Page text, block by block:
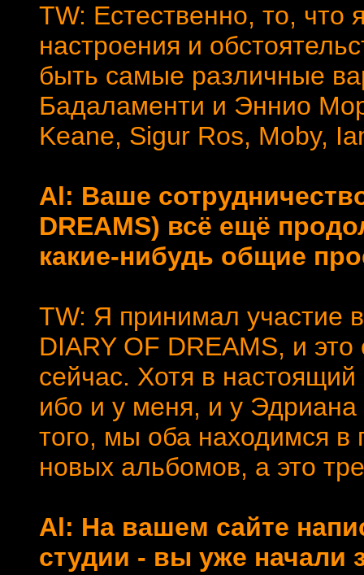
TW: Естественно, то, что
настроения и
быть самые различные
Бадаламенти и Эннио
Keane, Sigur Ros, Moby,
Al: Ваше
DREAMS) всё ещё
какие-нибудь общие
TW: Я принимал участие
DIARY OF DREAMS, и
сейчас. Хотя в
ибо и у меня, и у
того, мы оба находимся в
новых альбомов, а это
Al: На вашем сайте
студии - вы уже